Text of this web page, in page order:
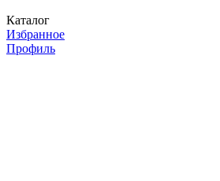
Каталог
Избранное
Профиль